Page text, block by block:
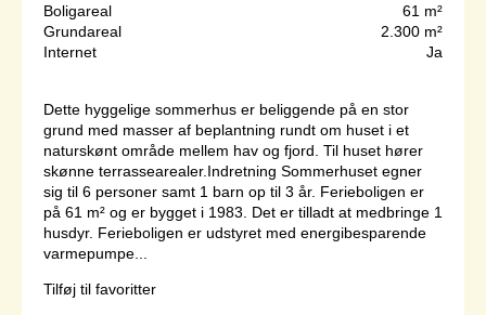
Boligareal
61 m²
Grundareal
2.300 m²
Internet
Ja
Dette hyggelige sommerhus er beliggende på en stor
grund med masser af beplantning rundt om huset i et
naturskønt område mellem hav og fjord. Til huset hører
skønne terrassearealer.Indretning Sommerhuset egner
sig til 6 personer samt 1 barn op til 3 år. Ferieboligen er
på 61 m² og er bygget i 1983. Det er tilladt at medbringe 1
husdyr. Ferieboligen er udstyret med energibesparende
varmepumpe...
Tilføj til favoritter